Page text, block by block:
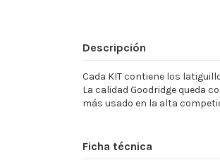
Descripción
Cada KIT contiene los
La calidad Goodridge queda
más usado en la alta
Ficha técnica